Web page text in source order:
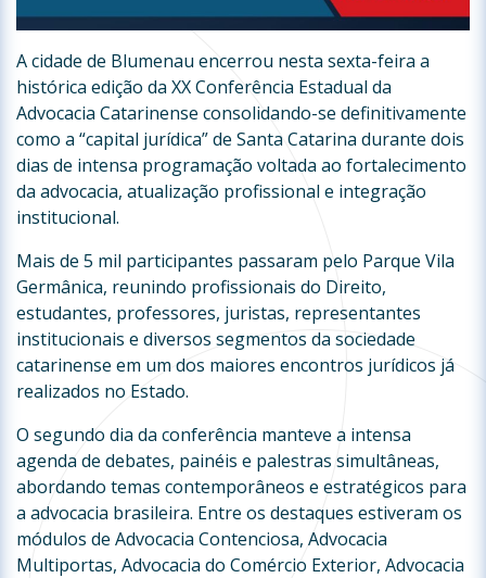
A cidade de Blumenau encerrou nesta sexta-feira a
histórica edição da XX Conferência Estadual da
Advocacia Catarinense consolidando-se definitivamente
como a “capital jurídica” de Santa Catarina durante dois
dias de intensa programação voltada ao fortalecimento
da advocacia, atualização profissional e integração
institucional.
Mais de 5 mil participantes passaram pelo Parque Vila
Germânica, reunindo profissionais do Direito,
estudantes, professores, juristas, representantes
institucionais e diversos segmentos da sociedade
catarinense em um dos maiores encontros jurídicos já
realizados no Estado.
O segundo dia da conferência manteve a intensa
agenda de debates, painéis e palestras simultâneas,
abordando temas contemporâneos e estratégicos para
a advocacia brasileira. Entre os destaques estiveram os
módulos de Advocacia Contenciosa, Advocacia
Multiportas, Advocacia do Comércio Exterior, Advocacia